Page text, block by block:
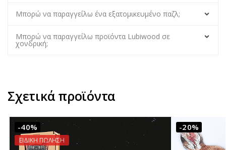
Μπορώ να παραγγείλω ένα εξατομικευμένο παζλ;
Μπορώ να παραγγείλω προϊόντα Lubiwood σε
χονδρική;
Σχετικά προϊόντα
-40%
ΕΙΔΙΚΗ ΠΩΛΗΣΗ
-20%